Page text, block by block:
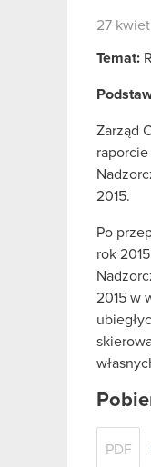
27
Temat:
Zarząd
2015.
Po
rok
2015 w
PDF